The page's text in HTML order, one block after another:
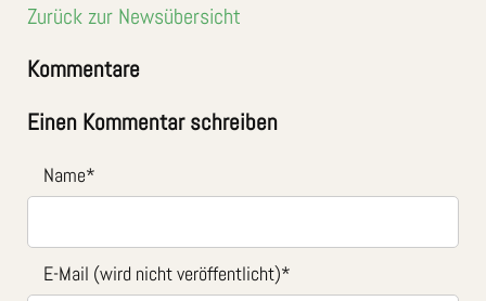
Zurück zur Newsübersicht
Kommentare
Einen Kommentar schreiben
Name*
E-Mail (wird nicht veröffentlicht)*